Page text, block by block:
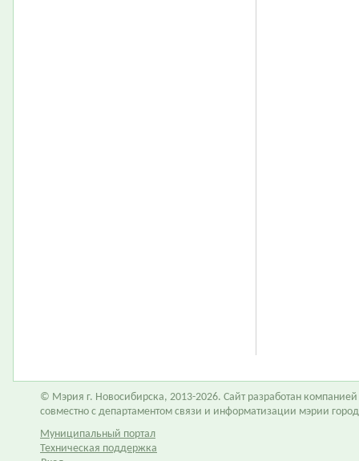
© Мэрия г. Новосибирска, 2013-2026. Сайт разработан компанией
совместно с департаментом связи и информатизации мэрии
Муниципальный портал
Техническая поддержка